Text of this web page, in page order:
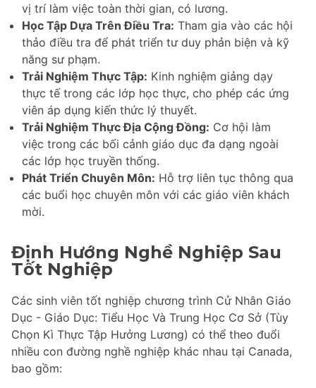
vị trí làm việc toàn thời gian, có lương.
Học Tập Dựa Trên Điều Tra: Tham gia vào các hội
thảo điều tra để phát triển tư duy phản biện và kỹ
năng sư phạm.
Trải Nghiệm Thực Tập: Kinh nghiệm giảng dạy
thực tế trong các lớp học thực, cho phép các ứng
viên áp dụng kiến thức lý thuyết.
Trải Nghiệm Thực Địa Cộng Đồng: Cơ hội làm
việc trong các bối cảnh giáo dục đa dạng ngoài
các lớp học truyền thống.
Phát Triển Chuyên Môn: Hỗ trợ liên tục thông qua
các buổi học chuyên môn với các giáo viên khách
mời.
Định Hướng Nghề Nghiệp Sau
Tốt Nghiệp
Các sinh viên tốt nghiệp chương trình Cử Nhân Giáo
Dục - Giáo Dục: Tiểu Học Và Trung Học Cơ Sở (Tùy
Chọn Kì Thực Tập Hưởng Lương) có thể theo đuổi
nhiều con đường nghề nghiệp khác nhau tại Canada,
bao gồm: